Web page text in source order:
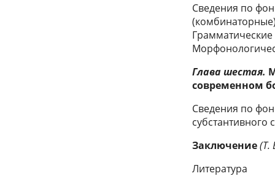
Сведения по
Глава шестая.
современном
Сведения по
Заключение(Т.
Литература